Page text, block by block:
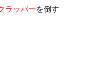
ラッパーを倒す